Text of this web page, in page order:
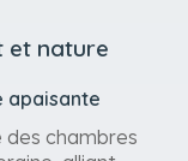
et nature
apaisante
des chambres